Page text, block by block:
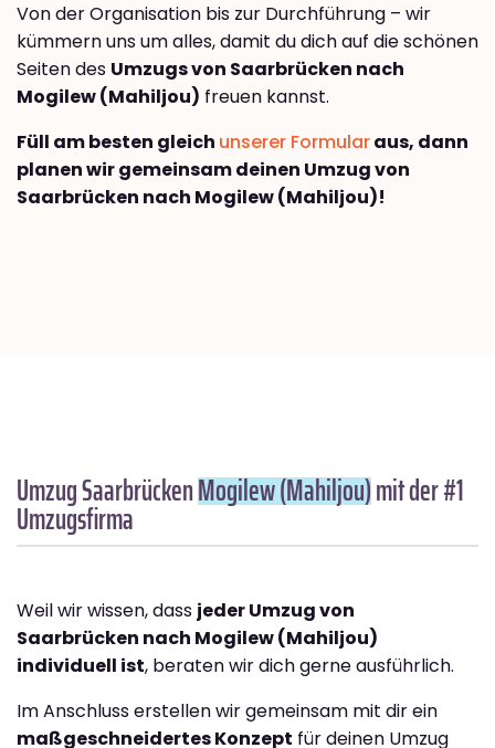
Von der Organisation bis zur Durchführung – wir
kümmern uns um alles, damit du dich auf die schönen
Seiten des Umzugs von Saarbrücken nach
Mogilew (Mahiljou) freuen kannst.
Füll am besten gleich unserer Formularaus, dann
planen wir gemeinsam deinen Umzug von
Saarbrücken nach Mogilew (Mahiljou)!
Umzug SaarbrückenMogilew (Mahiljou)mit der #1
Umzugsfirma
Weil wir wissen, dass jeder Umzug von
Saarbrücken nach Mogilew (Mahiljou)
individuell ist, beraten wir dich gerne ausführlich.
Im Anschluss erstellen wir gemeinsam mit dir ein
maßgeschneidertes Konzept für deinen Umzug